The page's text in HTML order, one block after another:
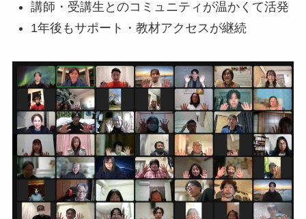
講師・受講生とのコミュニティが温かくて活発
1年後もサポート・教材アクセスが継続